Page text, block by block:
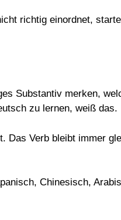
richtig einordnet,
Substantiv merken,
zu lernen, weiß das.
Das Verb bleibt immer
Chinesisch,